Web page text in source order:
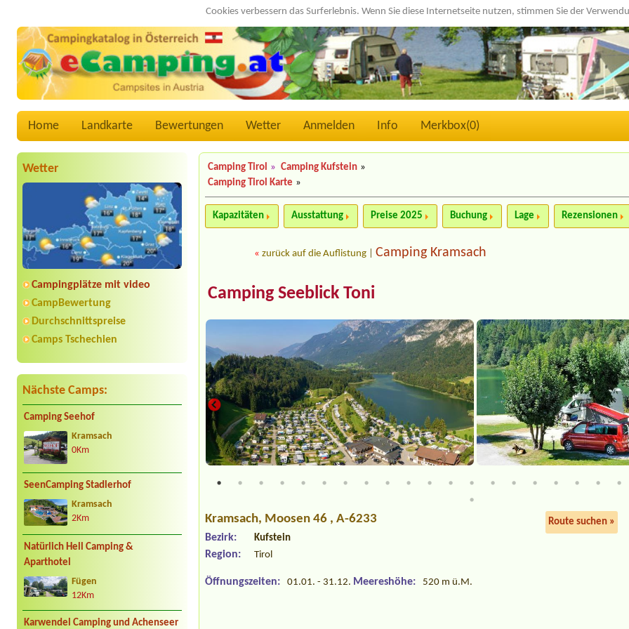
Cookies verbessern das Surferlebnis. Wenn Sie diese Internetseite nutzen, stimmen Sie der
Home Landkarte Bewertungen Wetter Anmelden Info Merkbox(0)
Wetter
Campingplätze mit video
CampBewertung
Durchschnittspreise
Camps Tschechien
Nächste Camps:
Camping Seehof
Kramsach
0Km
SeenCamping Stadlerhof
Kramsach
2Km
Natürlich Hell Camping &
Aparthotel
Fügen
12Km
Karwendel Camping und Achenseer
Camping Tirol » Camping Kufstein »
Camping Tirol Karte »
Kapazitäten Ausstattung Preise 2025 Buchung Lage Rezensionen
«zurück auf die Auflistung |Camping Kramsach
Camping Seeblick Toni
Kramsach, Moosen 46 , A-6233 Route suchen »
Bezirk: Kufstein
Region: Tirol
Öffnungszeiten: 01.01. - 31.12. Meereshöhe: 520 m ü.M.